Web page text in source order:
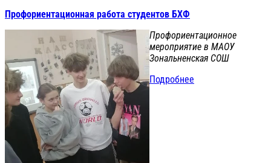
Профориентационная работа студентов БХФ
Профориентационное
мероприятие в МАОУ
Зональненская СОШ
Подробнее